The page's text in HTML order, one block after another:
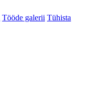
Tööde galerii Tühista